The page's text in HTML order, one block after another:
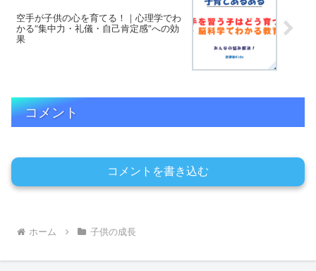
空手が子供の心を育てる！｜心理学でわ
かる“集中力・礼儀・自己肯定感”への効
果
コメント
コメントを書き込む
ホーム 子供の成長